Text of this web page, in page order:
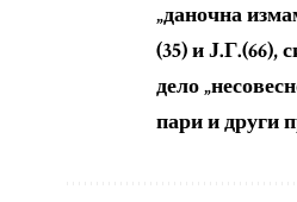
„даночна
(35) и Ј.Г.(66),
дело
пари и други